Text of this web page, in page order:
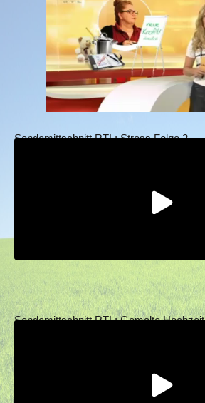
Sendemittschnitt RTL: Stress Folge 2
Sendemittschnitt RTL: Gemalte Hochzeit